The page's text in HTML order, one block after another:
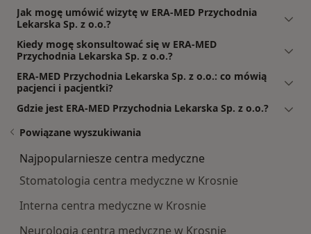
Jak mogę umówić wizytę w ERA-MED Przychodnia
Lekarska Sp. z o.o.?
Kiedy mogę skonsultować się w ERA-MED
Przychodnia Lekarska Sp. z o.o.?
ERA-MED Przychodnia Lekarska Sp. z o.o.: co mówią
pacjenci i pacjentki?
Gdzie jest ERA-MED Przychodnia Lekarska Sp. z o.o.?
Powiązane wyszukiwania
Najpopularniesze centra medyczne
Stomatologia centra medyczne w Krosnie
Interna centra medyczne w Krosnie
Neurologia centra medyczne w Krosnie